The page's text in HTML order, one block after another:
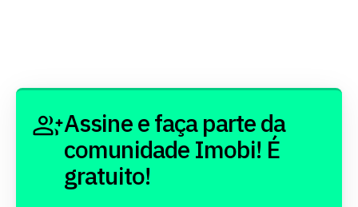
Assine e faça parte da
comunidade Imobi! É
gratuito!